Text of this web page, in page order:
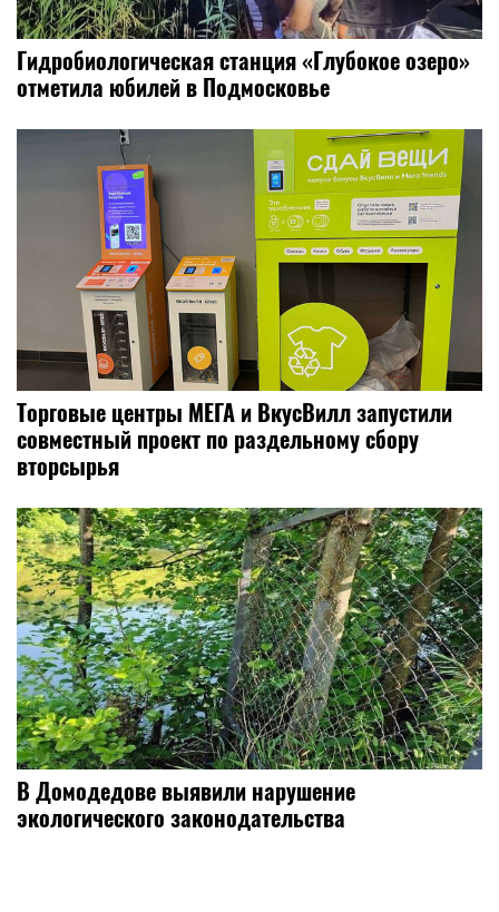
Гидробиологическая станция «Глубокое озеро»
отметила юбилей в Подмосковье
Торговые центры МЕГА и ВкусВилл запустили
совместный проект по раздельному сбору
вторсырья
В Домодедове выявили нарушение
экологического законодательства